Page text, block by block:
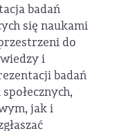
badań
się naukami
do
i
badań
jak i